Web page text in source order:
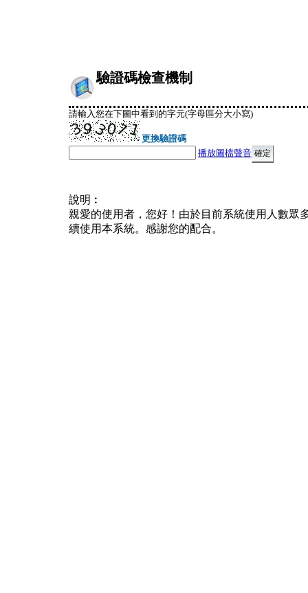
驗證碼檢查機制
請輸入您在下圖中看到的字元(字母區分大小寫)
更換驗證碼
播放圖檔聲音
說明︰
親愛的使用者，您好！由於目前系統使用人數眾
續使用本系統。感謝您的配合。